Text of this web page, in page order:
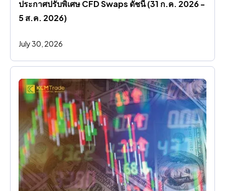
ประกาศปรับพิเศษ CFD Swaps ดัชนี (31 ก.ค. 2026 -
5 ส.ค. 2026)
July 30, 2026